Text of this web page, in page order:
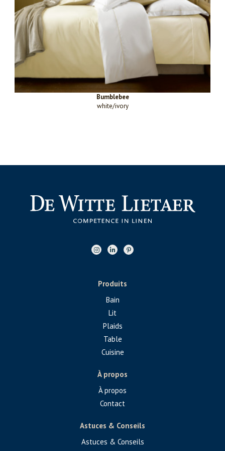
Bumblebee
white/ivory
Produits
Bain
Lit
Plaids
Table
Cuisine
À propos
À propos
Contact
Astuces & Conseils
Astuces & Conseils